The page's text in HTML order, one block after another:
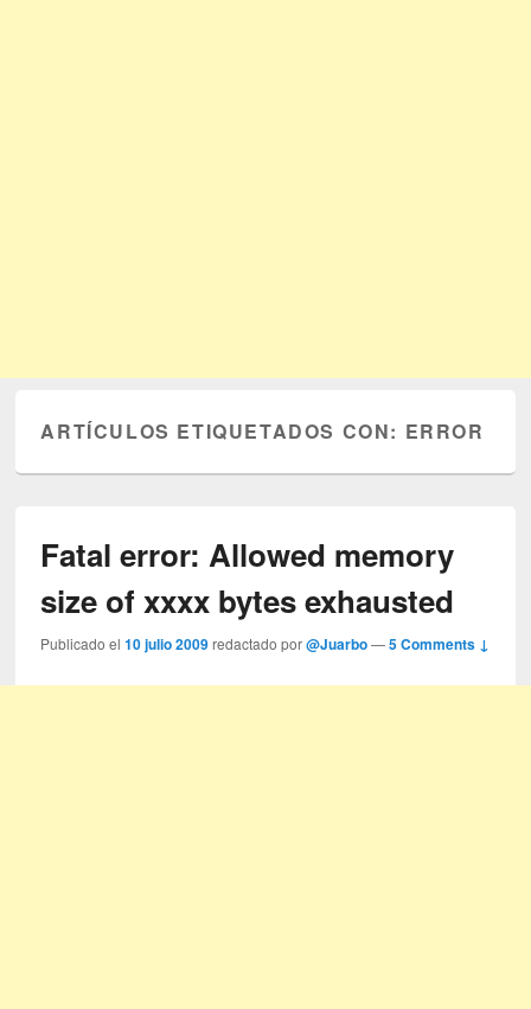
ARTÍCULOS ETIQUETADOS CON: ERROR
Fatal error: Allowed memory
size of xxxx bytes exhausted
Publicado el10 julio 2009 redactado por@Juarbo —5 Comments ↓